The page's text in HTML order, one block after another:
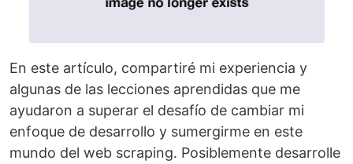
En este artículo, compartiré mi experiencia y
algunas de las lecciones aprendidas que me
ayudaron a superar el desafío de cambiar mi
enfoque de desarrollo y sumergirme en este
mundo del web scraping. Posiblemente desarrolle